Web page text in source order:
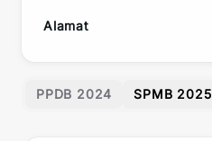
Alamat
PPDB 2024 SPMB 2025